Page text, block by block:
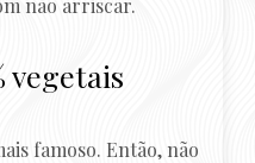
não arriscar.
vegetais
famoso. Então, não